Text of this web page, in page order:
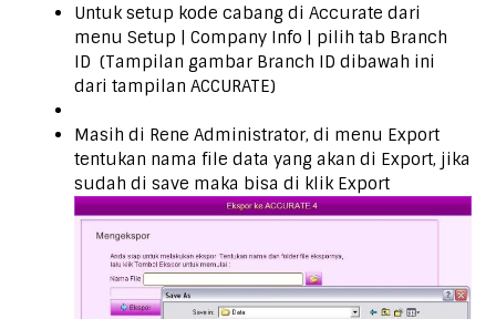
Untuk setup kode cabang di Accurate dari
menu Setup | Company Info | pilih tab Branch
ID (Tampilan gambar Branch ID dibawah ini
dari tampilan ACCURATE)
Masih di Rene Administrator, di menu Export
tentukan nama file data yang akan di Export, jika
sudah di save maka bisa di klik Export